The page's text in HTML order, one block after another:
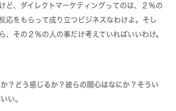
ど、ダイレクトマーケティングってのは、２％の
応をもらって成り立つビジネスなわけよ。そし
、その２％の人の事だけ考えていればいいわけ。
？どう感じるか？彼らの関心はなにか？そうい
い。